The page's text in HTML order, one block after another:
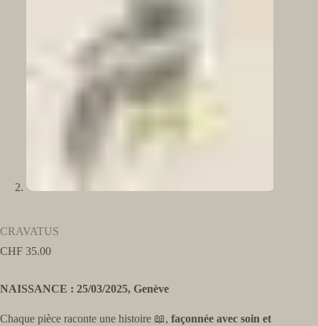
CRAVATUS
CHF 35.00
NAISSANCE : 25/03/2025, Genève
Chaque pièce raconte une histoire 📖, façonnée avec soin et